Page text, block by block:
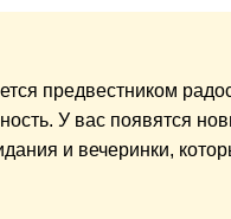
предвестником
У вас появятся
и вечеринки,